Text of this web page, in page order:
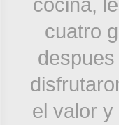
cocina,
cuatro
el valor